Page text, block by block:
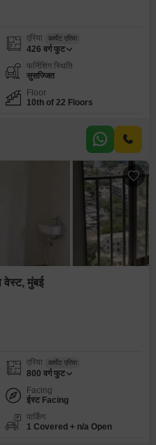
एरिया कार्पेट एरिया
426 वर्ग फुट
फर्निशिंग स्थिति
सुसज्जित
Floor
10th of 22 Floors
वेस्ट, मुंबई
एरिया कार्पेट एरिया
800 वर्ग फुट
Facing
ईस्ट Facing
पार्किंग
1 Covered + n/a Open